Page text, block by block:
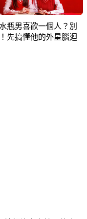
瓶男喜歡一個人？別
先搞懂他的外星腦迴